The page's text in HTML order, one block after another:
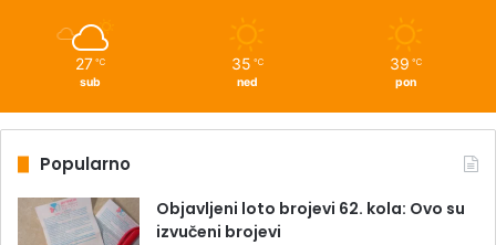
27 ℃
sub
35 ℃
ned
39 ℃
pon
Popularno
Objavljeni loto brojevi 62. kola: Ovo su
izvučeni brojevi